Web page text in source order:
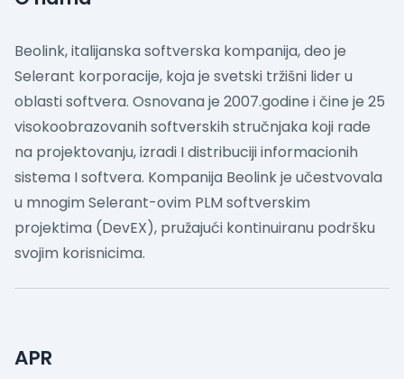
Beolink, italijanska softverska kompanija, deo je
Selerant korporacije, koja je svetski tržišni lider u
oblasti softvera. Osnovana je 2007.godine i čine je 25
visokoobrazovanih softverskih stručnjaka koji rade
na projektovanju, izradi I distribuciji informacionih
sistema I softvera. Kompanija Beolink je učestvovala
u mnogim Selerant-ovim PLM softverskim
projektima (DevEX), pružajući kontinuiranu podršku
svojim korisnicima.
APR